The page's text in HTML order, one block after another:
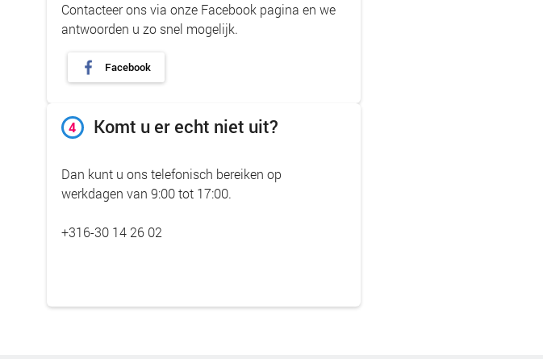
Contacteer ons via onze Facebook pagina en we
antwoorden u zo snel mogelijk.
Facebook
4 Komt u er echt niet uit?
Dan kunt u ons telefonisch bereiken op
werkdagen van 9:00 tot 17:00.
+316-30 14 26 02